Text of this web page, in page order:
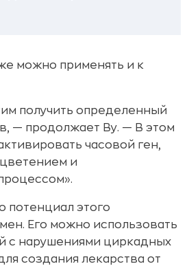
можно применять и к
получить определенный
— продолжает Ву. — В этом
часовой ген,
и
потенциал этого
Его можно использовать
с нарушениями циркадных
создания лекарства от